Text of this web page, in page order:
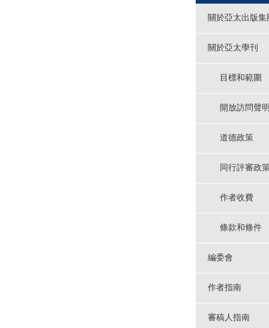
關於亞太出版集
關於亞太學刊
目標和範圍
開放訪問聲
道德政策
同行評審政
作者收費
條款和條件
編委會
作者指南
審稿人指南